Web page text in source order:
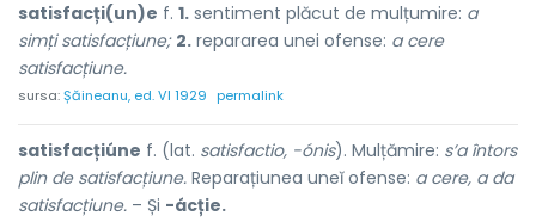
satisfacți(un)e f. 1. sentiment plăcut de mulțumire: a
simți satisfacțiune; 2. repararea unei ofense: a cere
satisfacțiune.
sursa:Șăineanu, ed. VI 1929 permalink
satisfacțiúne f. (lat. satisfactio, -ónis). Mulțămire: s’a întors
plin de satisfacțiune. Reparațiunea uneĭ ofense: a cere, a da
satisfacțiune. – Și -ácție.